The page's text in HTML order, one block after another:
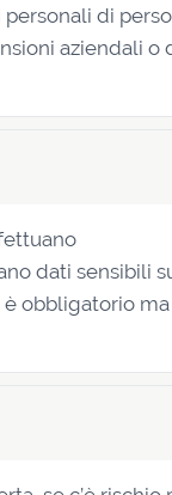
personali di
aziendali o
dati sensibili
è obbligatorio ma